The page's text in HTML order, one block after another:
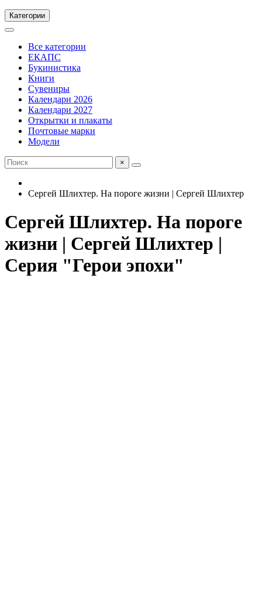
Категории
Все категории
ЕКАПС
Букинистика
Книги
Сувениры
Календари 2026
Календари 2027
Открытки и плакаты
Почтовые марки
Модели
×
Сергей Шлихтер. На пороге жизни | Сергей Шлихтер
Сергей Шлихтер. На пороге
жизни | Сергей Шлихтер |
Серия "Герои эпохи"